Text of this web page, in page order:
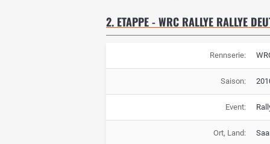
2. ETAPPE - WRC RALLYE RALLYE
Rennserie:
Saison:
Event:
Ort, Land: